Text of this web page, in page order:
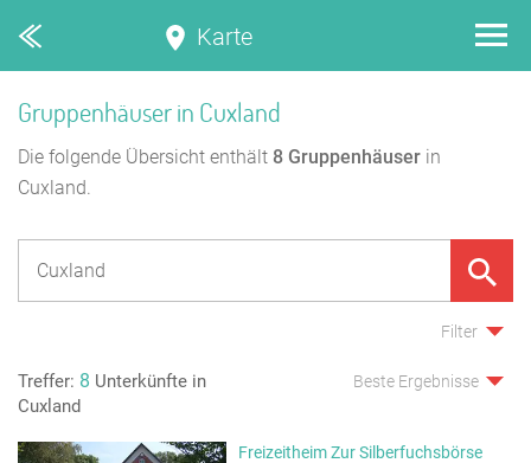
Karte
Gruppenhäuser in Cuxland
Die folgende Übersicht enthält 8 Gruppenhäuser in
Cuxland.
Filter
Treffer: 8 Unterkünfte in
Cuxland
Beste Ergebnisse
Freizeitheim Zur Silberfuchsbörse